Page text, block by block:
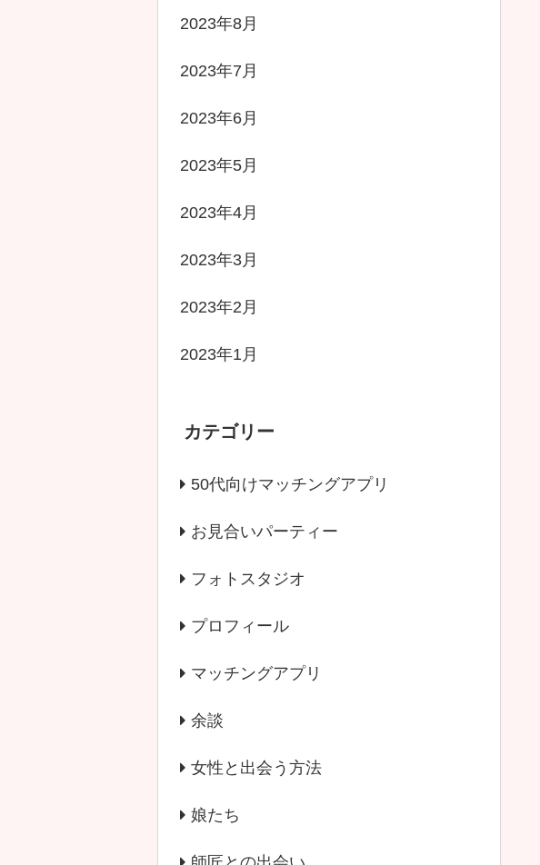
2023年8月
2023年7月
2023年6月
2023年5月
2023年4月
2023年3月
2023年2月
2023年1月
カテゴリー
50代向けマッチングアプリ
お見合いパーティー
フォトスタジオ
プロフィール
マッチングアプリ
余談
女性と出会う方法
娘たち